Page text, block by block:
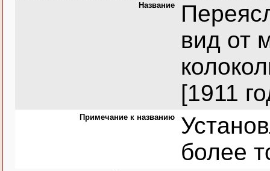
Название
вид от
[1911
Примечание к названию
более